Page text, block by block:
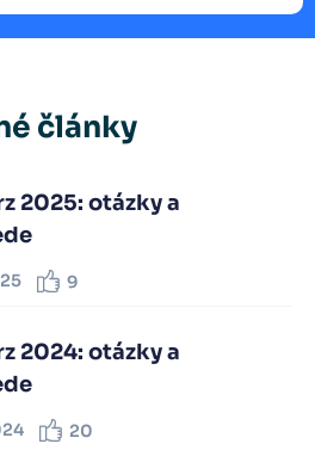
články
2025: otázky a
9
2024: otázky a
20